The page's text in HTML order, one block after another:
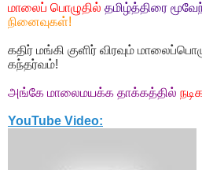
மாலைப் பொழுதில் தமிழ்த்திரை
நினைவுகள்!
கதிர் மங்கி குளிர் விரவும்
கந்தர்வம்!
அங்கே மாலைமயக்க தாக்கத்தில்
YouTube Video: